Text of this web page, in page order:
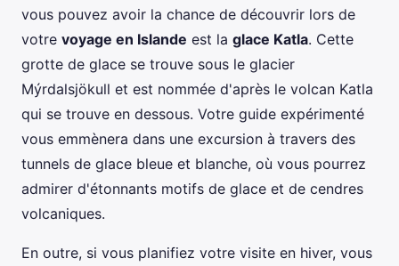
vous pouvez avoir la chance de découvrir lors de
votre voyage en Islande est la glace Katla. Cette
grotte de glace se trouve sous le glacier
Mýrdalsjökull et est nommée d'après le volcan Katla
qui se trouve en dessous. Votre guide expérimenté
vous emmènera dans une excursion à travers des
tunnels de glace bleue et blanche, où vous pourrez
admirer d'étonnants motifs de glace et de cendres
volcaniques.
En outre, si vous planifiez votre visite en hiver, vous